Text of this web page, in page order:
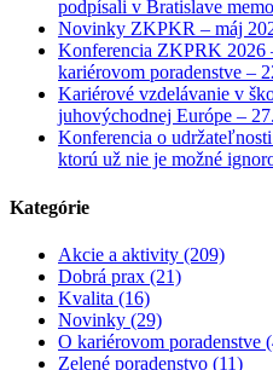
podpísali v Bratislave
Novinky ZKPKR – máj
Konferencia ZKPRK 2026
kariérovom poradenstve –
Kariérové vzdelávanie v
juhovýchodnej Európe –
Konferencia o
ktorú už nie je možné
Kategórie
Akcie a aktivity (209)
Dobrá prax (21)
Kvalita (16)
Novinky (29)
O kariérovom poradenstve
Zelené poradenstvo (11)